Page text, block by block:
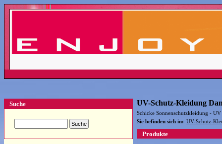
Suche UV-Schutz-Kleidung
Schicke Sonnenschutzkleidung -
Sie befinden sich in: UV-Schutz-
Produkte